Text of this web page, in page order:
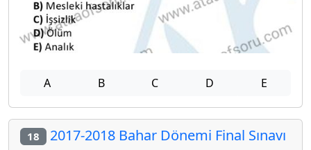
A B C D E
18 2017-2018 Bahar Dönemi Final Sınavı